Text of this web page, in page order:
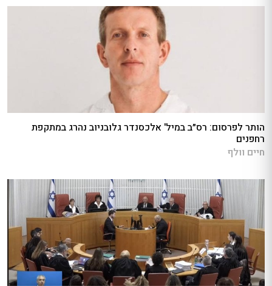
הותר לפרסום: רס״ב במיל' אלכסנדר גלובניוב נהרג במתקפת
רחפנים
חיים וולף